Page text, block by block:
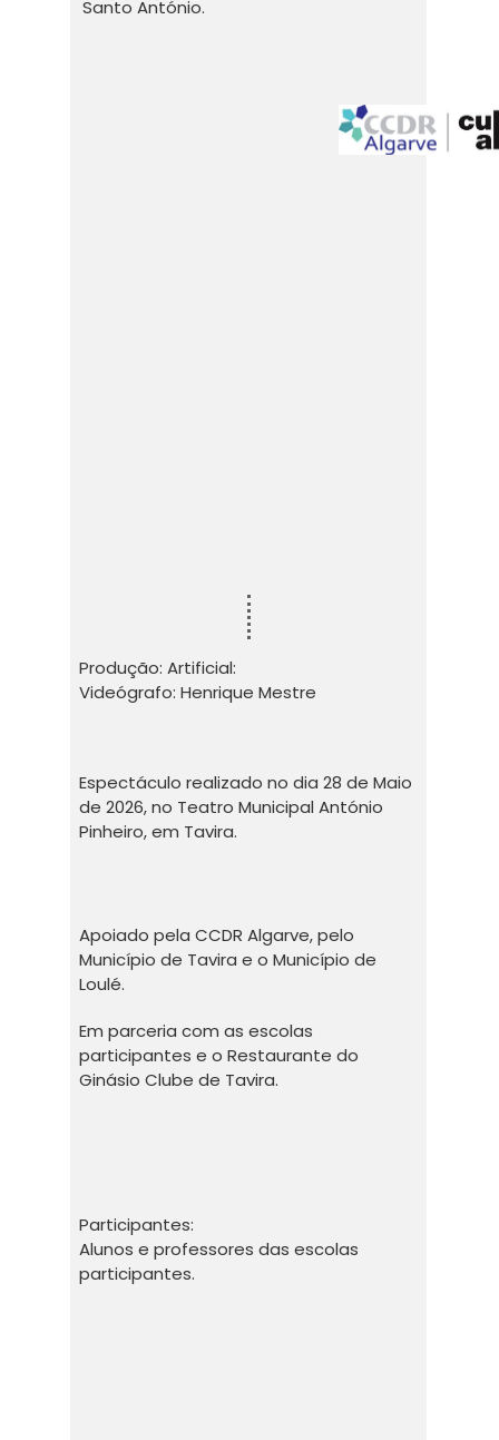
Apoiado pela CCDR Algarve, pelo
Município de Tavira e o Município de
Loulé.
Em parceria com as escolas
participantes e o Restaurante do
Ginásio Clube de Tavira.
Santo António.
Produção: Artificial:
Videógrafo: Henrique Mestre
Espectáculo realizado no dia 28 de Maio
de 2026, no Teatro Municipal António
Pinheiro, em Tavira.
Participantes:
Alunos e professores das escolas
participantes.